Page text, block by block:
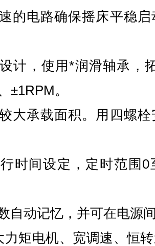
的电路确保摇床平稳
计，使用*润滑轴承，
±1RPM。
大承载面积。用四螺
时间设定，定时范围
自动记忆，并可在电源
力矩电机、宽调速、恒